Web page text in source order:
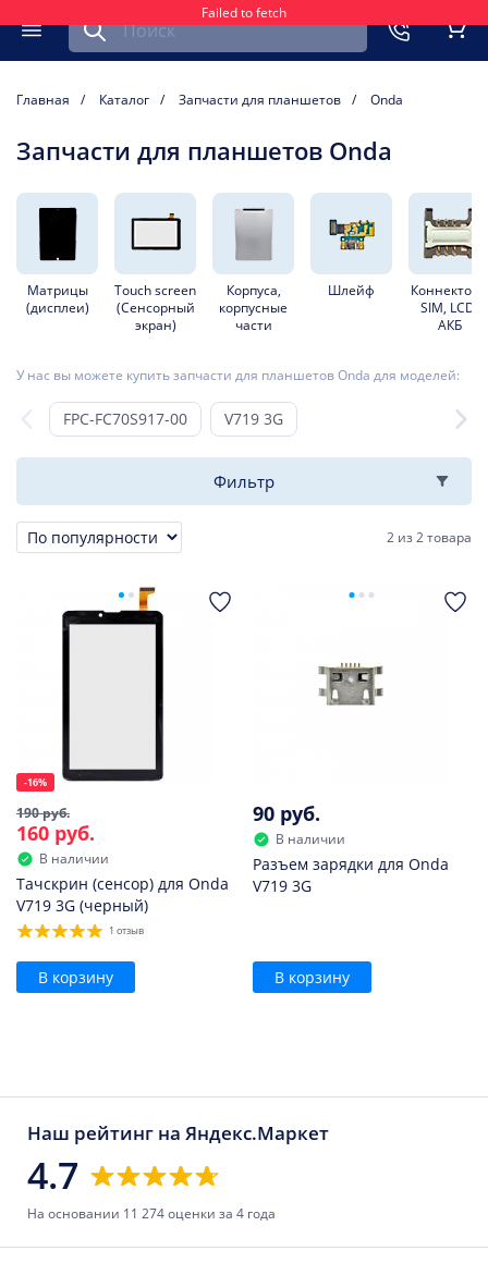
Failed to fetch
Меню
Найти запчасть для мобильного устройства
Главная Каталог Запчасти для планшетов Onda
Запчасти для планшетов Onda
Матрицы
(дисплеи)
Touch screen
(Сенсорный
экран)
Корпуса,
корпусные
части
Шлейф
Коннекторы
SIM, LCD,
АКБ
У нас вы можете купить запчасти для планшетов Onda для моделей:
FPC-FC70S917-00 V719 3G
Фильтр
Сортировка 2 из2 товара
-16%
190 руб.
160 руб.
В наличии
Тачскрин (сенсор) для Onda
V719 3G (черный)
1 отзыв
В корзину
90 руб.
В наличии
Разъем зарядки для Onda
V719 3G
В корзину
Наш рейтинг на Яндекс.Маркет
4.7
На основании 11 274 оценки за 4 года